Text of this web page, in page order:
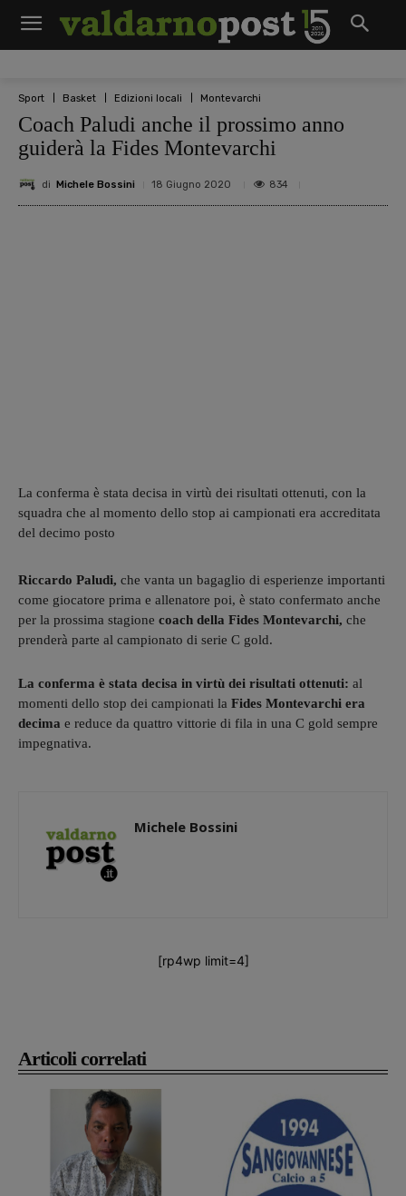
Sport Basket Edizioni locali Montevarchi
Coach Paludi anche il prossimo anno
guiderà la Fides Montevarchi
di Michele Bossini 18 Giugno 2020 834
Articoli correlati
La conferma è stata decisa in virtù dei risultati ottenuti, con la
squadra che al momento dello stop ai campionati era accreditata
del decimo posto
Riccardo Paludi, che vanta un bagaglio di esperienze importanti
come giocatore prima e allenatore poi, è stato confermato anche
per la prossima stagione coach della Fides Montevarchi, che
prenderà parte al campionato di serie C gold.
La conferma è stata decisa in virtù dei risultati ottenuti: al
momenti dello stop dei campionati la Fides Montevarchi era
decima e reduce da quattro vittorie di fila in una C gold sempre
impegnativa.
Michele Bossini
[rp4wp limit=4]